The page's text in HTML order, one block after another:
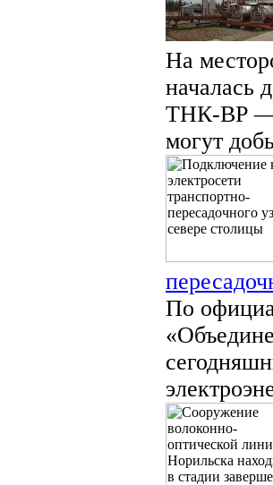
На
началась
ТНК-ВР —
могут
По